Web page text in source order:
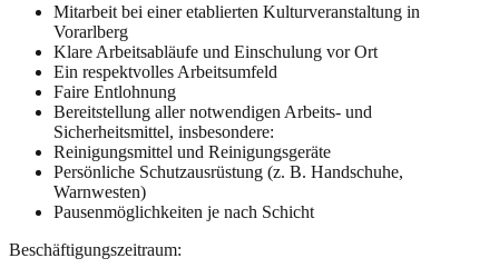
Mitarbeit bei einer etablierten Kulturveranstaltung in
Vorarlberg
Klare Arbeitsabläufe und Einschulung vor Ort
Ein respektvolles Arbeitsumfeld
Faire Entlohnung
Bereitstellung aller notwendigen Arbeits- und
Sicherheitsmittel, insbesondere:
Reinigungsmittel und Reinigungsgeräte
Persönliche Schutzausrüstung (z. B. Handschuhe,
Warnwesten)
Pausenmöglichkeiten je nach Schicht
Beschäftigungszeitraum: